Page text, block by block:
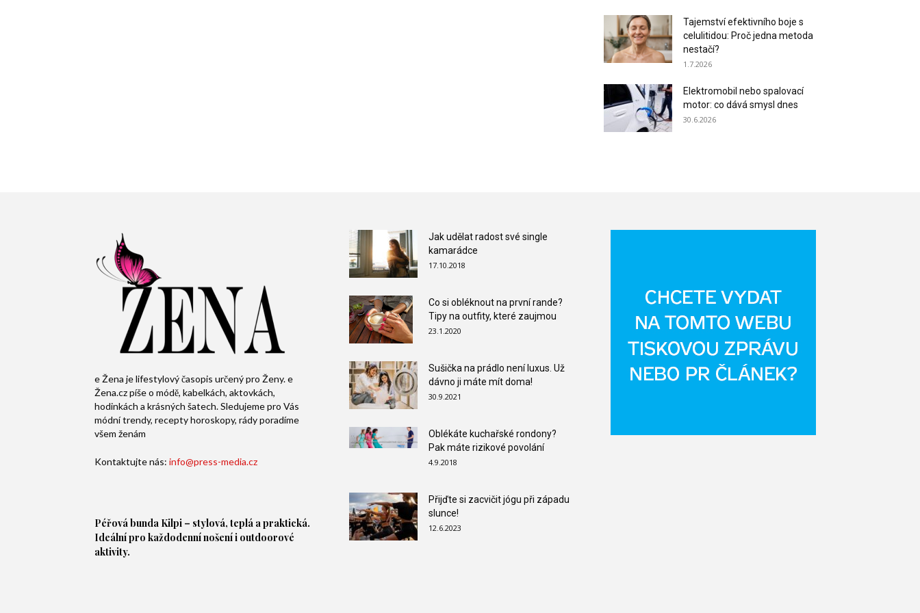
Tajemství efektivního boje s
celulitidou: Proč jedna metoda
nestačí?
1.7.2026
Elektromobil nebo spalovací
motor: co dává smysl dnes
30.6.2026
e Žena je lifestylový časopis určený pro Ženy. e
Žena.cz píše o módě, kabelkách, aktovkách,
hodinkách a krásných šatech. Sledujeme pro Vás
módní trendy, recepty horoskopy, rády poradíme
všem ženám
Kontaktujte nás: info@press-media.cz
Péřová bunda Kilpi – stylová, teplá a praktická.
Ideální pro každodenní nošení i outdoorové
aktivity.
Jak udělat radost své single
kamarádce
17.10.2018
Co si obléknout na první rande?
Tipy na outfity, které zaujmou
23.1.2020
Sušička na prádlo není luxus. Už
dávno ji máte mít doma!
30.9.2021
Oblékáte kuchařské rondony?
Pak máte rizikové povolání
4.9.2018
Přijďte si zacvičit jógu při západu
slunce!
12.6.2023